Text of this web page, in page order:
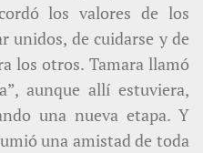
los valores de los
unidos, de cuidarse y de
los otros. Tamara llamó
aunque allí estuviera,
una nueva etapa. Y
una amistad de toda